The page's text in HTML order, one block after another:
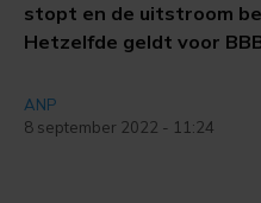
stopt en de uitstroom
Hetzelfde geldt voor
ANP
8 september 2022 - 11:24